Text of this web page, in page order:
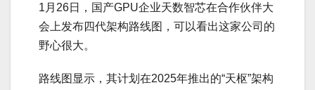
1月26日，国产GPU企业天数智芯在合作伙伴大
会上发布四代架构路线图，可以看出这家公司的
野心很大。
路线图显示，其计划在2025年推出的“天枢”架构